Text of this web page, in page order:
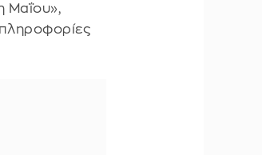
Μαΐου»,
πληροφορίες